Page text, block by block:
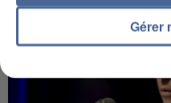
Gérer